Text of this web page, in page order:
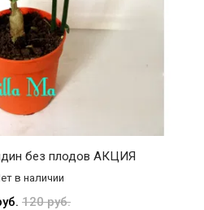
без плодов АКЦИЯ
в наличии
120 руб.